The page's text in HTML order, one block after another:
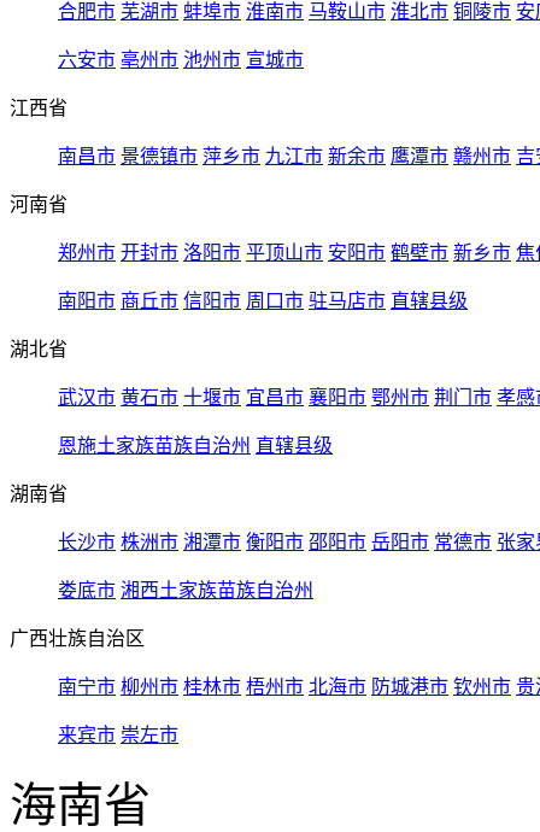
合肥市 芜湖市 蚌埠市 淮南市 马鞍山市 淮北市 铜陵市 安
六安市 亳州市 池州市 宣城市
江西省
南昌市 景德镇市 萍乡市 九江市 新余市 鹰潭市 赣州市 吉
河南省
郑州市 开封市 洛阳市 平顶山市 安阳市 鹤壁市 新乡市 焦
南阳市 商丘市 信阳市 周口市 驻马店市 直辖县级
湖北省
武汉市 黄石市 十堰市 宜昌市 襄阳市 鄂州市 荆门市 孝感
恩施土家族苗族自治州 直辖县级
湖南省
长沙市 株洲市 湘潭市 衡阳市 邵阳市 岳阳市 常德市 张家
娄底市 湘西土家族苗族自治州
广西壮族自治区
南宁市 柳州市 桂林市 梧州市 北海市 防城港市 钦州市 贵
来宾市 崇左市
海南省